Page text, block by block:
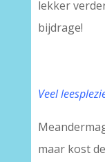
lekker
bijdrage!
Veel
maar kost